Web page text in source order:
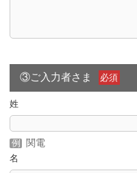
③ご入力者さま 必須
姓
関電
名